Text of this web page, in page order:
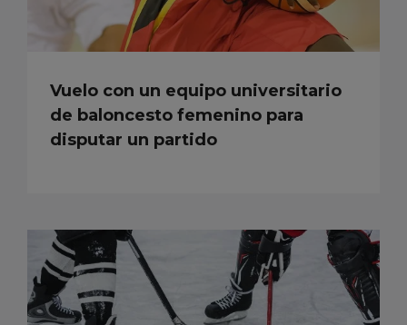
Vuelo con un equipo universitario
de baloncesto femenino para
disputar un partido